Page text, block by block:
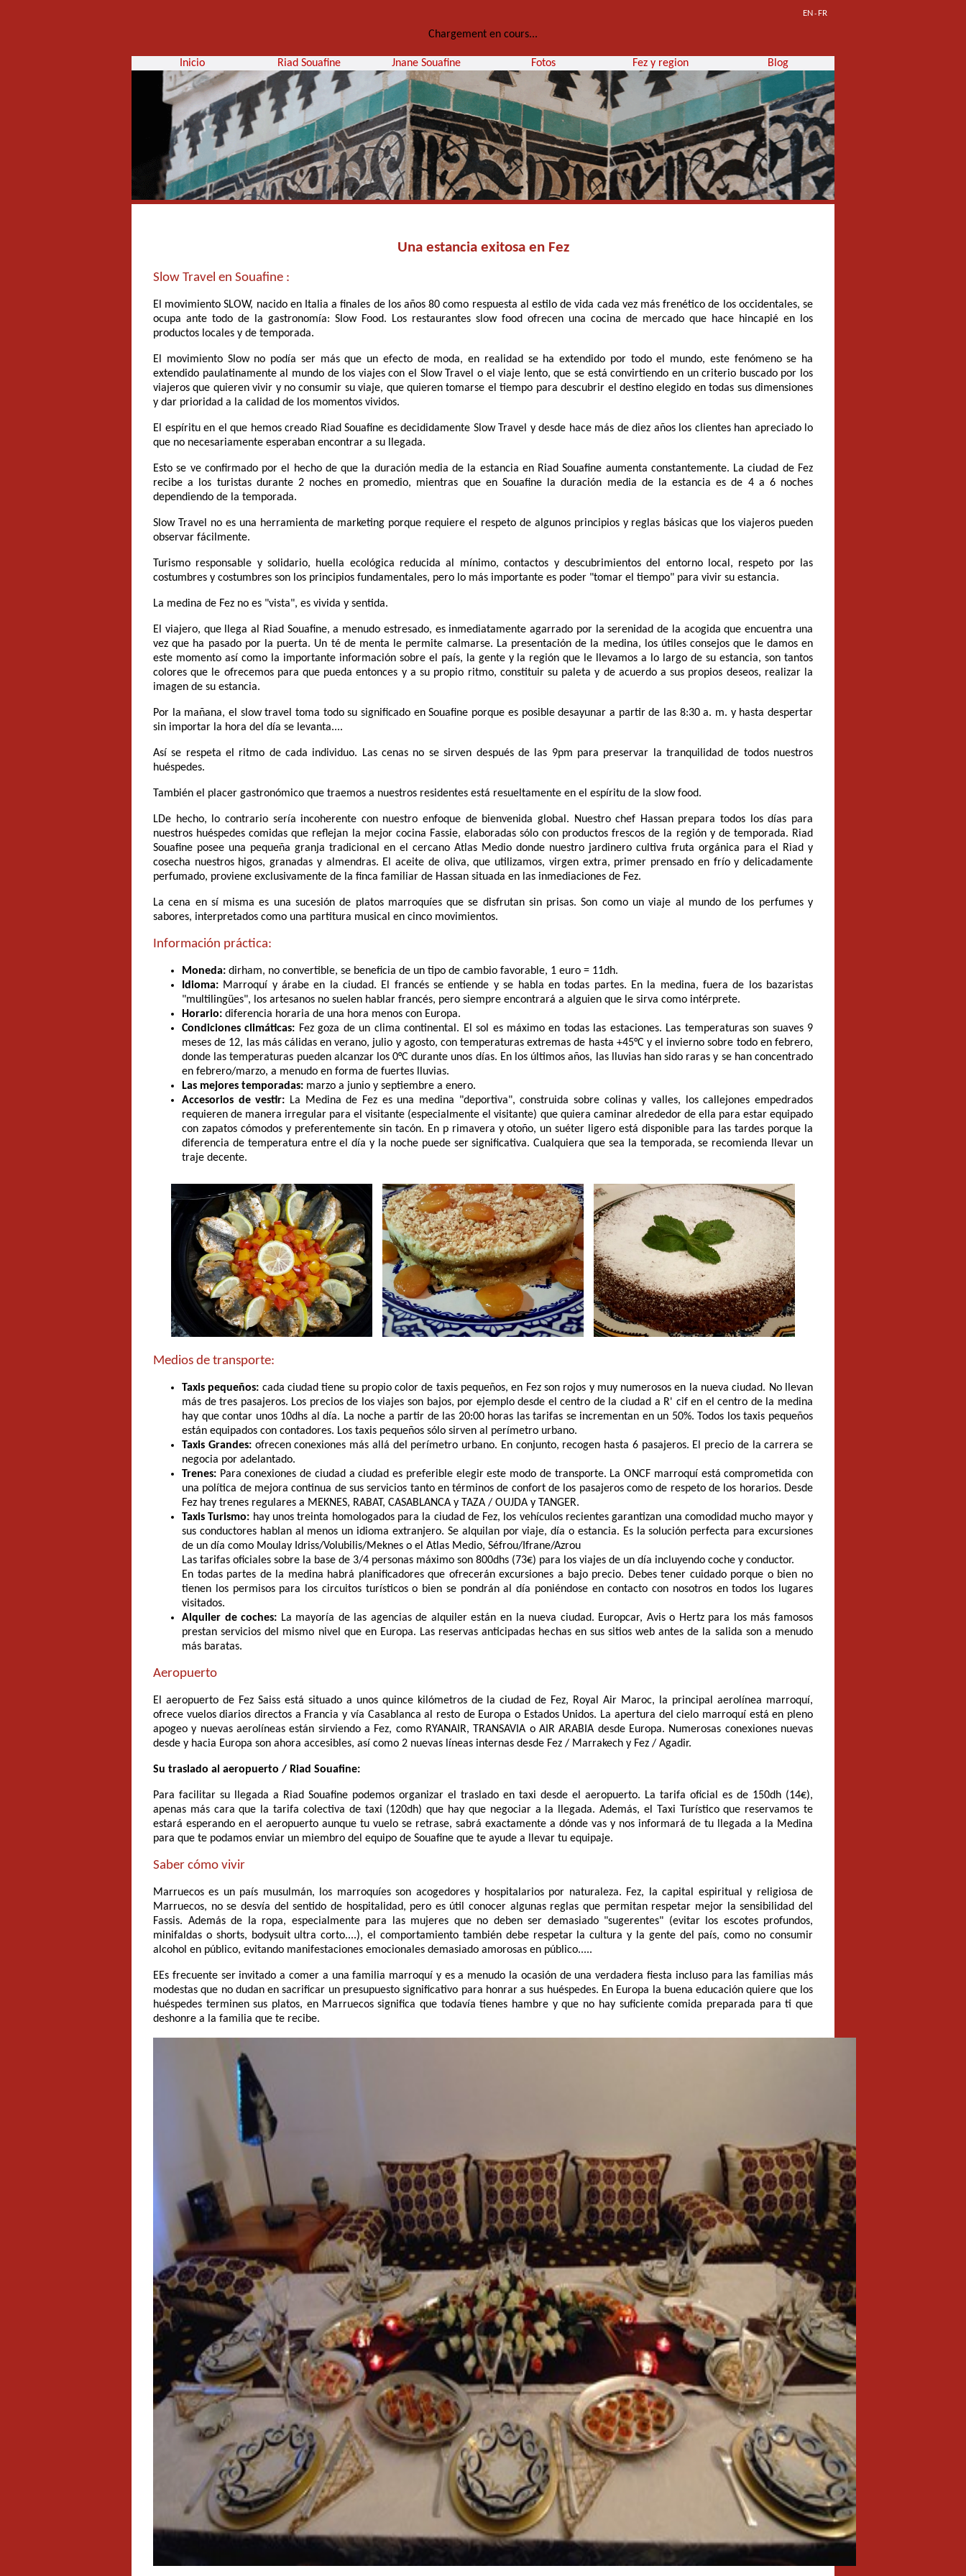
EN - FR
Chargement en cours...
Inicio Riad Souafine Jnane Souafine Fotos Fez y region Blog
Una estancia exitosa en Fez
Slow Travel en Souafine :
El movimiento SLOW, nacido en Italia a finales de los años 80 como respuesta al estilo de vida cada vez más frenético de los occidentales, se
ocupa ante todo de la gastronomía: Slow Food. Los restaurantes slow food ofrecen una cocina de mercado que hace hincapié en los
productos locales y de temporada.
El movimiento Slow no podía ser más que un efecto de moda, en realidad se ha extendido por todo el mundo, este fenómeno se ha
extendido paulatinamente al mundo de los viajes con el Slow Travel o el viaje lento, que se está convirtiendo en un criterio buscado por los
viajeros que quieren vivir y no consumir su viaje, que quieren tomarse el tiempo para descubrir el destino elegido en todas sus dimensiones
y dar prioridad a la calidad de los momentos vividos.
El espíritu en el que hemos creado Riad Souafine es decididamente Slow Travel y desde hace más de diez años los clientes han apreciado lo
que no necesariamente esperaban encontrar a su llegada.
Esto se ve confirmado por el hecho de que la duración media de la estancia en Riad Souafine aumenta constantemente. La ciudad de Fez
recibe a los turistas durante 2 noches en promedio, mientras que en Souafine la duración media de la estancia es de 4 a 6 noches
dependiendo de la temporada.
Slow Travel no es una herramienta de marketing porque requiere el respeto de algunos principios y reglas básicas que los viajeros pueden
observar fácilmente.
Turismo responsable y solidario, huella ecológica reducida al mínimo, contactos y descubrimientos del entorno local, respeto por las
costumbres y costumbres son los principios fundamentales, pero lo más importante es poder "tomar el tiempo" para vivir su estancia.
La medina de Fez no es "vista", es vivida y sentida.
El viajero, que llega al Riad Souafine, a menudo estresado, es inmediatamente agarrado por la serenidad de la acogida que encuentra una
vez que ha pasado por la puerta. Un té de menta le permite calmarse. La presentación de la medina, los útiles consejos que le damos en
este momento así como la importante información sobre el país, la gente y la región que le llevamos a lo largo de su estancia, son tantos
colores que le ofrecemos para que pueda entonces y a su propio ritmo, constituir su paleta y de acuerdo a sus propios deseos, realizar la
imagen de su estancia.
Por la mañana, el slow travel toma todo su significado en Souafine porque es posible desayunar a partir de las 8:30 a. m. y hasta despertar
sin importar la hora del día se levanta....
Así se respeta el ritmo de cada individuo. Las cenas no se sirven después de las 9pm para preservar la tranquilidad de todos nuestros
huéspedes.
También el placer gastronómico que traemos a nuestros residentes está resueltamente en el espíritu de la slow food.
LDe hecho, lo contrario sería incoherente con nuestro enfoque de bienvenida global. Nuestro chef Hassan prepara todos los días para
nuestros huéspedes comidas que reflejan la mejor cocina Fassie, elaboradas sólo con productos frescos de la región y de temporada. Riad
Souafine posee una pequeña granja tradicional en el cercano Atlas Medio donde nuestro jardinero cultiva fruta orgánica para el Riad y
cosecha nuestros higos, granadas y almendras. El aceite de oliva, que utilizamos, virgen extra, primer prensado en frío y delicadamente
perfumado, proviene exclusivamente de la finca familiar de Hassan situada en las inmediaciones de Fez.
La cena en sí misma es una sucesión de platos marroquíes que se disfrutan sin prisas. Son como un viaje al mundo de los perfumes y
sabores, interpretados como una partitura musical en cinco movimientos.
Información práctica:
Moneda: dirham, no convertible, se beneficia de un tipo de cambio favorable, 1 euro = 11dh.
Idioma: Marroquí y árabe en la ciudad. El francés se entiende y se habla en todas partes. En la medina, fuera de los bazaristas
"multilingües", los artesanos no suelen hablar francés, pero siempre encontrará a alguien que le sirva como intérprete.
Horario: diferencia horaria de una hora menos con Europa.
Condiciones climáticas: Fez goza de un clima continental. El sol es máximo en todas las estaciones. Las temperaturas son suaves 9
meses de 12, las más cálidas en verano, julio y agosto, con temperaturas extremas de hasta +45°C y el invierno sobre todo en febrero,
donde las temperaturas pueden alcanzar los 0°C durante unos días. En los últimos años, las lluvias han sido raras y se han concentrado
en febrero/marzo, a menudo en forma de fuertes lluvias.
Las mejores temporadas: marzo a junio y septiembre a enero.
Accesorios de vestir: La Medina de Fez es una medina "deportiva", construida sobre colinas y valles, los callejones empedrados
requieren de manera irregular para el visitante (especialmente el visitante) que quiera caminar alrededor de ella para estar equipado
con zapatos cómodos y preferentemente sin tacón. En p rimavera y otoño, un suéter ligero está disponible para las tardes porque la
diferencia de temperatura entre el día y la noche puede ser significativa. Cualquiera que sea la temporada, se recomienda llevar un
traje decente.
Medios de transporte:
Taxis pequeños: cada ciudad tiene su propio color de taxis pequeños, en Fez son rojos y muy numerosos en la nueva ciudad. No llevan
más de tres pasajeros. Los precios de los viajes son bajos, por ejemplo desde el centro de la ciudad a R' cif en el centro de la medina
hay que contar unos 10dhs al día. La noche a partir de las 20:00 horas las tarifas se incrementan en un 50%. Todos los taxis pequeños
están equipados con contadores. Los taxis pequeños sólo sirven al perímetro urbano.
Taxis Grandes:ofrecen conexiones más allá del perímetro urbano. En conjunto, recogen hasta 6 pasajeros. El precio de la carrera se
negocia por adelantado.
Trenes: Para conexiones de ciudad a ciudad es preferible elegir este modo de transporte. La ONCF marroquí está comprometida con
una política de mejora continua de sus servicios tanto en términos de confort de los pasajeros como de respeto de los horarios. Desde
Fez hay trenes regulares a MEKNES, RABAT, CASABLANCA y TAZA / OUJDA y TANGER.
Taxis Turismo: hay unos treinta homologados para la ciudad de Fez, los vehículos recientes garantizan una comodidad mucho mayor y
sus conductores hablan al menos un idioma extranjero. Se alquilan por viaje, día o estancia. Es la solución perfecta para excursiones
de un día como Moulay Idriss/Volubilis/Meknes o el Atlas Medio, Séfrou/Ifrane/Azrou
Las tarifas oficiales sobre la base de 3/4 personas máximo son 800dhs (73€) para los viajes de un día incluyendo coche y conductor.
En todas partes de la medina habrá planificadores que ofrecerán excursiones a bajo precio. Debes tener cuidado porque o bien no
tienen los permisos para los circuitos turísticos o bien se pondrán al día poniéndose en contacto con nosotros en todos los lugares
visitados.
Alquiler de coches: La mayoría de las agencias de alquiler están en la nueva ciudad. Europcar, Avis o Hertz para los más famosos
prestan servicios del mismo nivel que en Europa. Las reservas anticipadas hechas en sus sitios web antes de la salida son a menudo
más baratas.
Aeropuerto
El aeropuerto de Fez Saiss está situado a unos quince kilómetros de la ciudad de Fez, Royal Air Maroc, la principal aerolínea marroquí,
ofrece vuelos diarios directos a Francia y vía Casablanca al resto de Europa o Estados Unidos. La apertura del cielo marroquí está en pleno
apogeo y nuevas aerolíneas están sirviendo a Fez, como RYANAIR, TRANSAVIA o AIR ARABIA desde Europa. Numerosas conexiones nuevas
desde y hacia Europa son ahora accesibles, así como 2 nuevas líneas internas desde Fez / Marrakech y Fez / Agadir.
Su traslado al aeropuerto / Riad Souafine:
Para facilitar su llegada a Riad Souafine podemos organizar el traslado en taxi desde el aeropuerto. La tarifa oficial es de 150dh (14€),
apenas más cara que la tarifa colectiva de taxi (120dh) que hay que negociar a la llegada. Además, el Taxi Turístico que reservamos te
estará esperando en el aeropuerto aunque tu vuelo se retrase, sabrá exactamente a dónde vas y nos informará de tu llegada a la Medina
para que te podamos enviar un miembro del equipo de Souafine que te ayude a llevar tu equipaje.
Saber cómo vivir
Marruecos es un país musulmán, los marroquíes son acogedores y hospitalarios por naturaleza. Fez, la capital espiritual y religiosa de
Marruecos, no se desvía del sentido de hospitalidad, pero es útil conocer algunas reglas que permitan respetar mejor la sensibilidad del
Fassis. Además de la ropa, especialmente para las mujeres que no deben ser demasiado "sugerentes" (evitar los escotes profundos,
minifaldas o shorts, bodysuit ultra corto....), el comportamiento también debe respetar la cultura y la gente del país, como no consumir
alcohol en público, evitando manifestaciones emocionales demasiado amorosas en público.....
EEs frecuente ser invitado a comer a una familia marroquí y es a menudo la ocasión de una verdadera fiesta incluso para las familias más
modestas que no dudan en sacrificar un presupuesto significativo para honrar a sus huéspedes. En Europa la buena educación quiere que los
huéspedes terminen sus platos, en Marruecos significa que todavía tienes hambre y que no hay suficiente comida preparada para ti que
deshonre a la familia que te recibe.